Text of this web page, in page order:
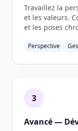
Travaillez la
et les valeurs.
et les poses
Perspective
3
Avancé —